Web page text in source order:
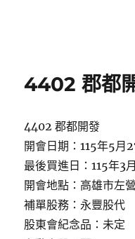
4402 郡都
4402 郡都開發
開會日期：115年5月
最後買進日：115年3
開會地點：高雄市左
補單股務：永豐股代
股東會紀念品：未定